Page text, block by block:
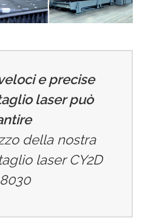
e precise
laser può
della nostra
laser CY2D